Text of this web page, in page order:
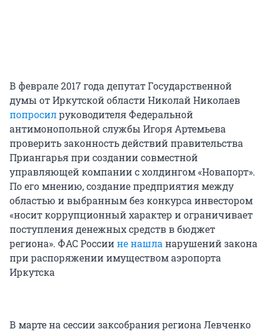
В феврале 2017 года депутат Государственной
думы от Иркутской области Николай Николаев
попросилруководителя Федеральной
антимонопольной службы Игоря Артемьева
проверить законность действий правительства
Приангарья при создании совместной
управляющей компании с холдингом «Новапорт».
По его мнению, создание предприятия между
областью и выбранным без конкурса инвестором
«носит коррупционный характер и ограничивает
поступления денежных средств в бюджет
региона». ФАС Россиине нашла нарушений закона
при распоряжении имуществом аэропорта
Иркутска
В марте на сессии заксобрания региона Левченко